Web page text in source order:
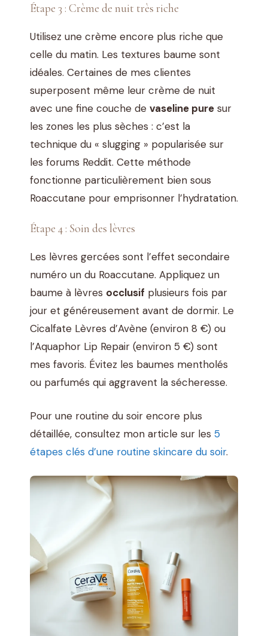
Étape 3 : Crème de nuit très riche
Utilisez une crème encore plus riche que
celle du matin. Les textures baume sont
idéales. Certaines de mes clientes
superposent même leur crème de nuit
avec une fine couche de vaseline pure sur
les zones les plus sèches : c’est la
technique du « slugging » popularisée sur
les forums Reddit. Cette méthode
fonctionne particulièrement bien sous
Roaccutane pour emprisonner l’hydratation.
Étape 4 : Soin des lèvres
Les lèvres gercées sont l’effet secondaire
numéro un du Roaccutane. Appliquez un
baume à lèvres occlusif plusieurs fois par
jour et généreusement avant de dormir. Le
Cicalfate Lèvres d’Avène (environ 8 €) ou
l’Aquaphor Lip Repair (environ 5 €) sont
mes favoris. Évitez les baumes mentholés
ou parfumés qui aggravent la sécheresse.
Pour une routine du soir encore plus
détaillée, consultez mon article sur les 5
étapes clés d’une routine skincare du soir.